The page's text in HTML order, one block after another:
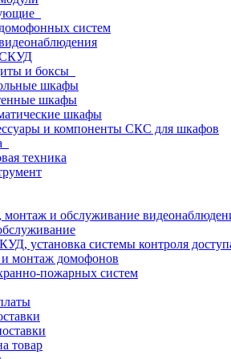
систем
и боксы
шкафы
шкафы
шкафы
и компоненты СКС для шкафов
техника
монтаж и обслуживание
установка системы контроля
и монтаж домофонов
пожарных систем
товар